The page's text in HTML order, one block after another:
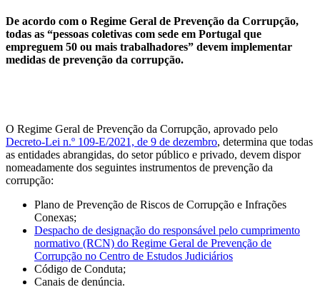
De acordo com o Regime Geral de Prevenção da Corrupção,
todas as “pessoas coletivas com sede em Portugal que
empreguem 50 ou mais trabalhadores” devem implementar
medidas de prevenção da corrupção.
O Regime Geral de Prevenção da Corrupção, aprovado pelo
Decreto-Lei n.º 109-E/2021, de 9 de dezembro, determina que todas
as entidades abrangidas, do setor público e privado, devem dispor
nomeadamente dos seguintes instrumentos de prevenção da
corrupção:
Plano de Prevenção de Riscos de Corrupção e Infrações
Conexas;
Despacho de designação do responsável pelo cumprimento
normativo (RCN) do Regime Geral de Prevenção de
Corrupção no Centro de Estudos Judiciários
Código de Conduta;
Canais de denúncia.